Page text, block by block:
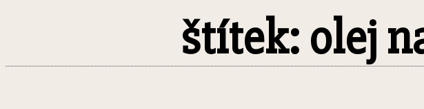
štítek: olej